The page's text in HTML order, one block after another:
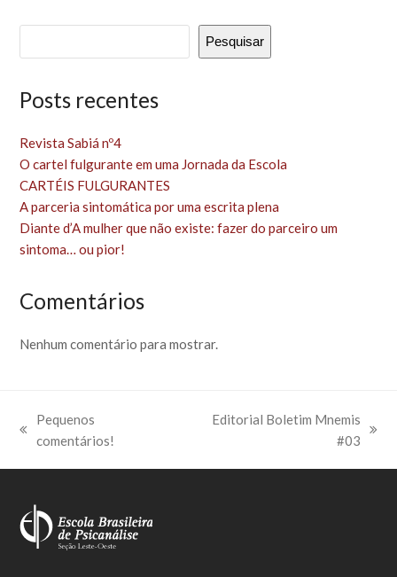
Pesquisar
Posts recentes
Revista Sabiá nº4
O cartel fulgurante em uma Jornada da Escola
CARTÉIS FULGURANTES
A parceria sintomática por uma escrita plena
Diante d’A mulher que não existe: fazer do parceiro um
sintoma… ou pior!
Comentários
Nenhum comentário para mostrar.
previous
Pequenos
comentários!
Editorial Boletim Mnemis
#03